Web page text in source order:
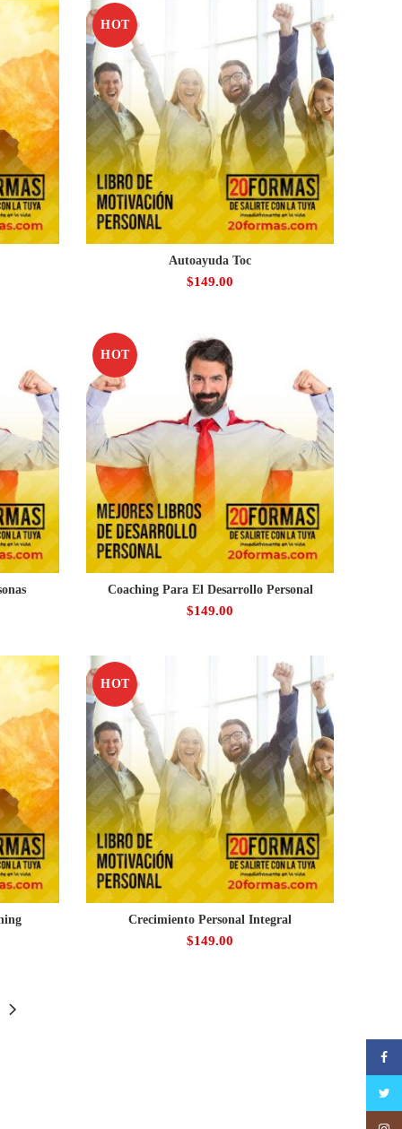
HOT
Autoayuda Toc
$149.00
HOT
Coaching Para El Desarrollo Personal
$149.00
HOT
Crecimiento Personal Integral
$149.00